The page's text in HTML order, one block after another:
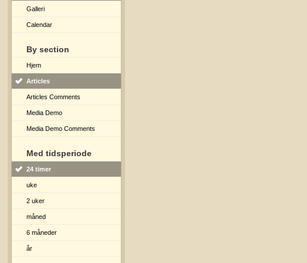
Galleri
Calendar
By section
Hjem
Articles
Articles Comments
Media Demo
Media Demo Comments
Med tidsperiode
24 timer
uke
2 uker
måned
6 måneder
år